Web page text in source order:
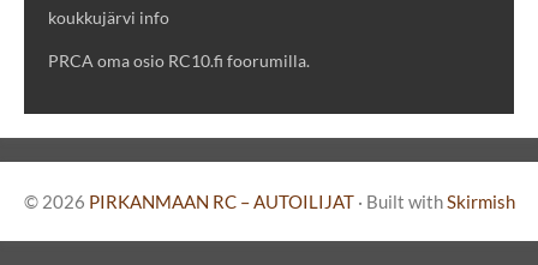
koukkujärvi info
PRCA oma osio RC10.fi foorumilla.
© 2026 PIRKANMAAN RC – AUTOILIJAT · Built withSkirmish